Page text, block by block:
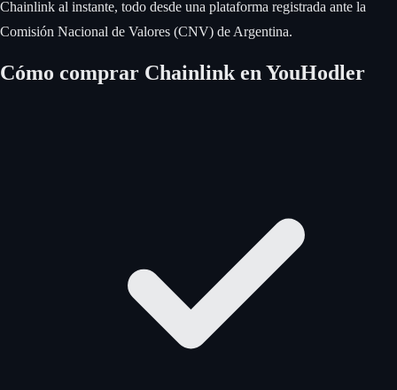
Chainlink al instante, todo desde una plataforma registrada ante la
Comisión Nacional de Valores (CNV) de Argentina.
Cómo comprar Chainlink en YouHodler